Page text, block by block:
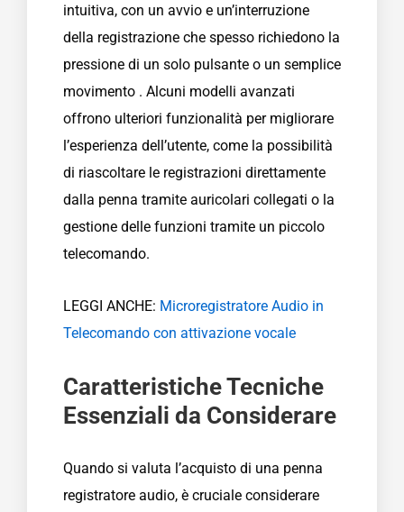
intuitiva, con un avvio e un’interruzione
della registrazione che spesso richiedono la
pressione di un solo pulsante o un semplice
movimento . Alcuni modelli avanzati
offrono ulteriori funzionalità per migliorare
l’esperienza dell’utente, come la possibilità
di riascoltare le registrazioni direttamente
dalla penna tramite auricolari collegati o la
gestione delle funzioni tramite un piccolo
telecomando.
LEGGI ANCHE: Microregistratore Audio in
Telecomando con attivazione vocale
Caratteristiche Tecniche
Essenziali da Considerare
Quando si valuta l’acquisto di una penna
registratore audio, è cruciale considerare